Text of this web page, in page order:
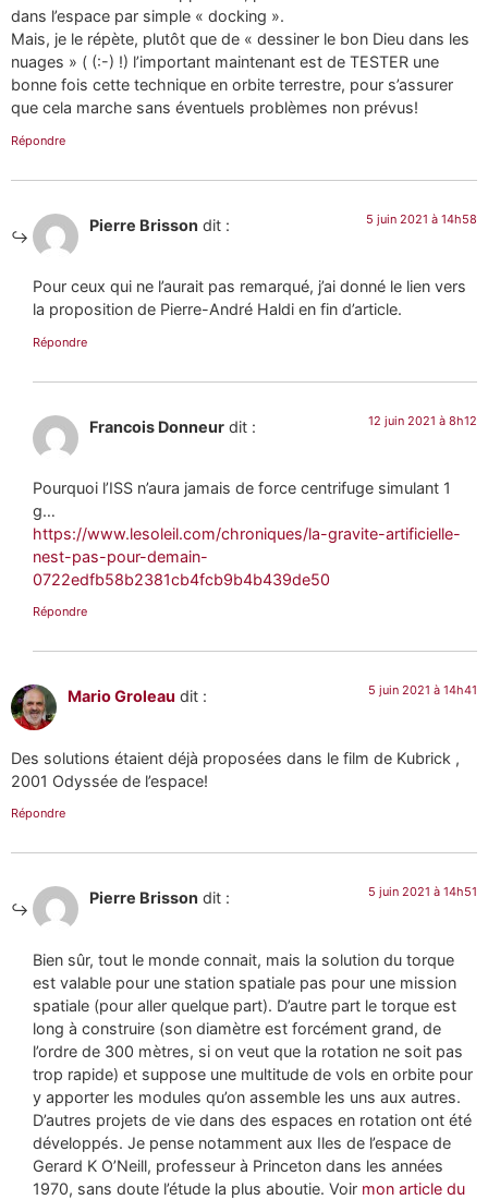
dans l’espace par simple « docking ».
Mais, je le répète, plutôt que de « dessiner le bon Dieu dans les
nuages » ( (:-) !) l’important maintenant est de TESTER une
bonne fois cette technique en orbite terrestre, pour s’assurer
que cela marche sans éventuels problèmes non prévus!
Répondre
Pierre Brisson dit : 5 juin 2021 à 14h58
Pour ceux qui ne l’aurait pas remarqué, j’ai donné le lien vers
la proposition de Pierre-André Haldi en fin d’article.
Répondre
Francois Donneur dit : 12 juin 2021 à 8h12
Pourquoi l’ISS n’aura jamais de force centrifuge simulant 1
g…
https://www.lesoleil.com/chroniques/la-gravite-artificielle-
nest-pas-pour-demain-
0722edfb58b2381cb4fcb9b4b439de50
Répondre
Mario Groleau dit : 5 juin 2021 à 14h41
Des solutions étaient déjà proposées dans le film de Kubrick ,
2001 Odyssée de l’espace!
Répondre
Pierre Brisson dit : 5 juin 2021 à 14h51
Bien sûr, tout le monde connait, mais la solution du torque
est valable pour une station spatiale pas pour une mission
spatiale (pour aller quelque part). D’autre part le torque est
long à construire (son diamètre est forcément grand, de
l’ordre de 300 mètres, si on veut que la rotation ne soit pas
trop rapide) et suppose une multitude de vols en orbite pour
y apporter les modules qu’on assemble les uns aux autres.
D’autres projets de vie dans des espaces en rotation ont été
développés. Je pense notamment aux Iles de l’espace de
Gerard K O’Neill, professeur à Princeton dans les années
1970, sans doute l’étude la plus aboutie. Voir mon article du